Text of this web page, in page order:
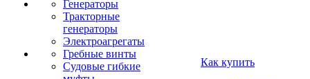
Генераторы
Тракторные
генераторы
Электроагрегаты
Гребные винты
Судовые гибкие
Как купить